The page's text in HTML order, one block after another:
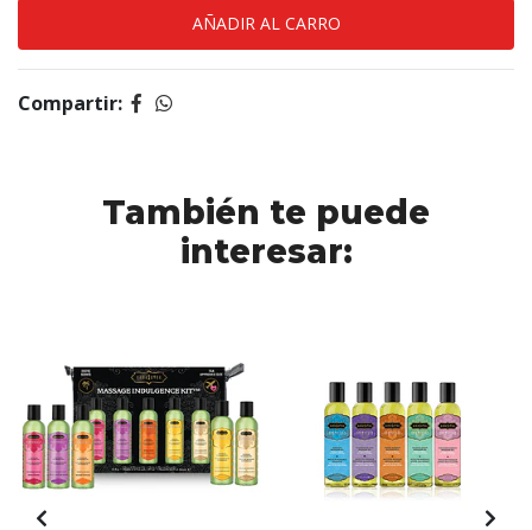
Compartir:
También te puede
interesar: